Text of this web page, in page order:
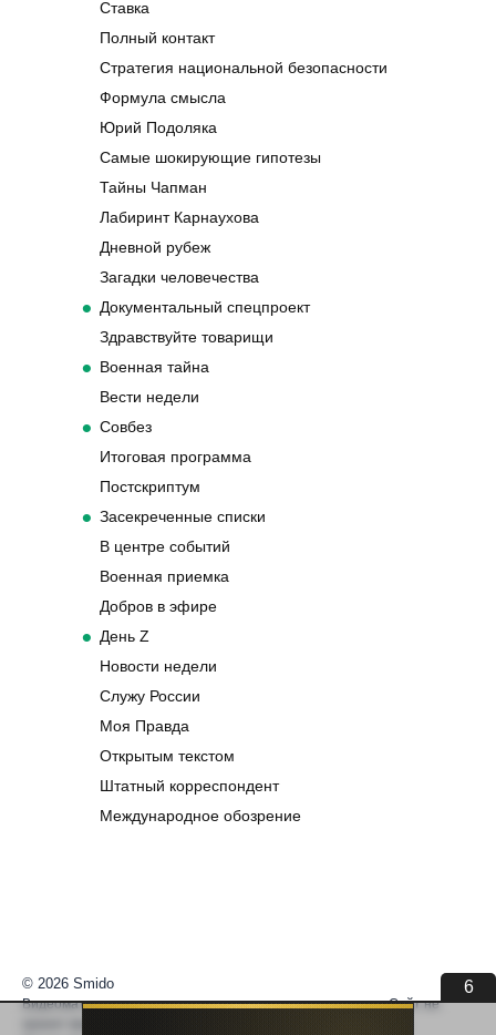
Ставка
Полный контакт
Стратегия национальной безопасности
Формула смысла
Юрий Подоляка
Самые шокирующие гипотезы
Тайны Чапман
Лабиринт Карнаухова
Дневной рубеж
Загадки человечества
Документальный спецпроект
Здравствуйте товарищи
Военная тайна
Вести недели
Совбез
Итоговая программа
Постскриптум
Засекреченные списки
В центре событий
Военная приемка
Добров в эфире
День Z
Новости недели
Служу России
Моя Правда
Открытым текстом
Штатный корреспондент
Международное обозрение
6
© 2026 Smido
Видеоматериалы встраиваются из открытых источников. Сайт не